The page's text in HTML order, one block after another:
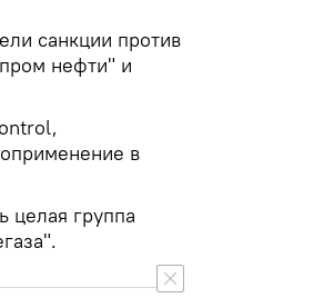
санкции против
нефти" и
в
целая группа